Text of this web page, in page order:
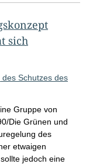
sich
Schutzes des
Gruppe von
Die Grünen und
des
etwaigen
jedoch eine